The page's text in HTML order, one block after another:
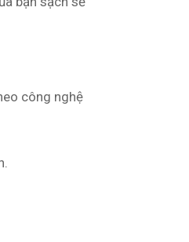
công nghệ